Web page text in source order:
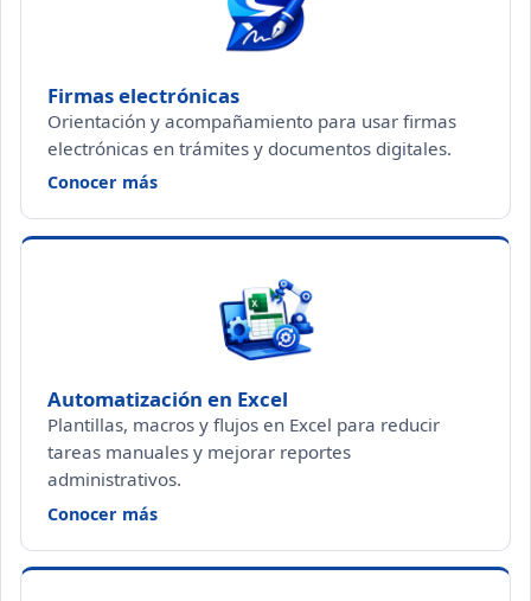
Firmas electrónicas
Orientación y acompañamiento para usar firmas
electrónicas en trámites y documentos digitales.
Conocer más— Firmas electrónicas
Automatización en Excel
Plantillas, macros y flujos en Excel para reducir
tareas manuales y mejorar reportes
administrativos.
Conocer más— Automatización en Excel